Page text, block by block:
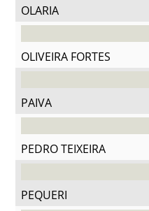
OLARIA
OLIVEIRA FORTES
PAIVA
PEDRO TEIXEIRA
PEQUERI